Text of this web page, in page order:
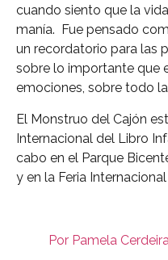
cuando siento que la
manía. Fue pensado
un recordatorio para las
sobre lo importante que
emociones, sobre todo
El Monstruo del Cajón
Internacional del Libro
cabo en el Parque
y en la Feria
Por Pamela